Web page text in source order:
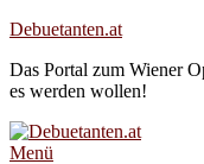
Zum
springen
Debuetanten.at
Das Portal zum Wiener
es werden wollen!
Menü